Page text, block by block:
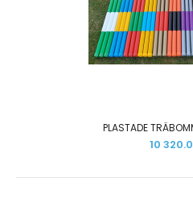
OBEHANDLADE
Tillfälligt slut hos
PLASTADE
10